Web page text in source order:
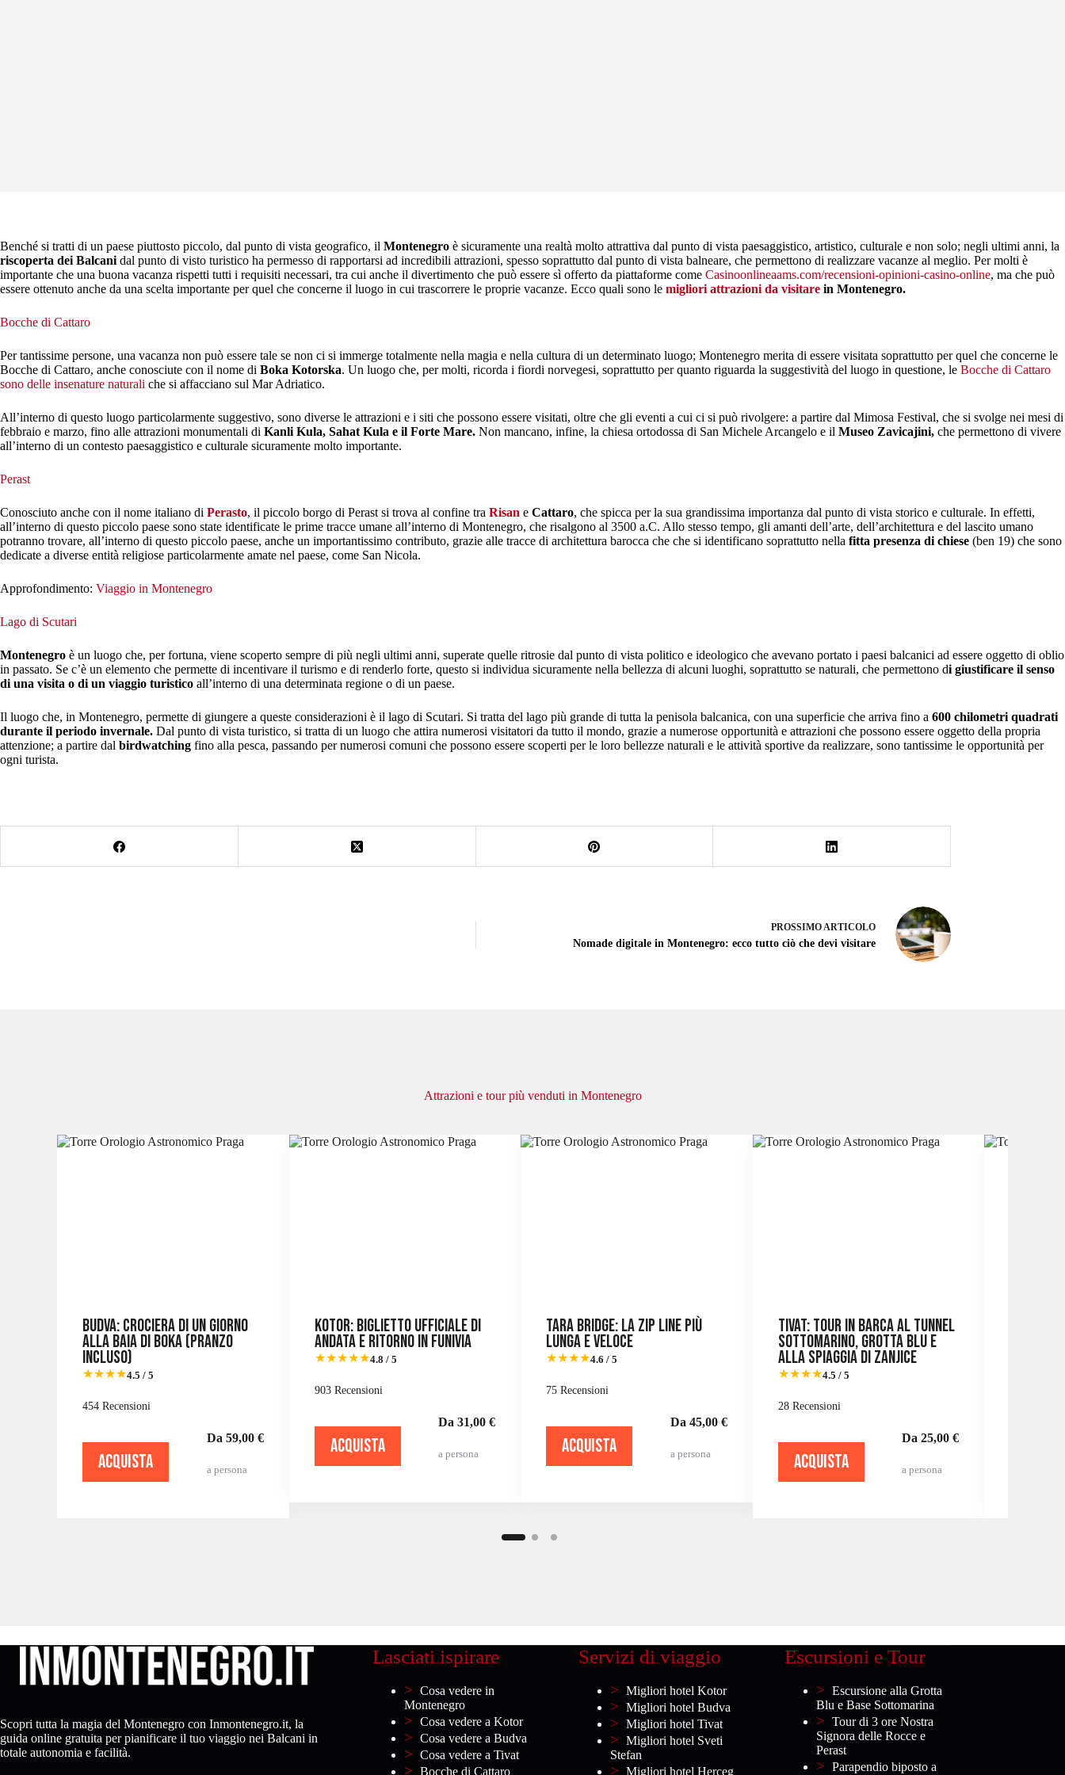
Benché si tratti di un paese piuttosto piccolo, dal punto di vista geografico, il Montenegro è sicuramente una realtà molto attrattiva dal punto di vista paesaggistico, artistico, culturale e non solo; negli ultimi anni, la
riscoperta dei Balcani dal punto di visto turistico ha permesso di rapportarsi ad incredibili attrazioni, spesso soprattutto dal punto di vista balneare, che permettono di realizzare vacanze al meglio. Per molti è
importante che una buona vacanza rispetti tutti i requisiti necessari, tra cui anche il divertimento che può essere sì offerto da piattaforme come Casinoonlineaams.com/recensioni-opinioni-casino-online, ma che può
essere ottenuto anche da una scelta importante per quel che concerne il luogo in cui trascorrere le proprie vacanze. Ecco quali sono le migliori attrazioni da visitare in Montenegro.
Bocche di Cattaro
Per tantissime persone, una vacanza non può essere tale se non ci si immerge totalmente nella magia e nella cultura di un determinato luogo; Montenegro merita di essere visitata soprattutto per quel che concerne le
Bocche di Cattaro, anche conosciute con il nome di Boka Kotorska. Un luogo che, per molti, ricorda i fiordi norvegesi, soprattutto per quanto riguarda la suggestività del luogo in questione, le Bocche di Cattaro
sono delle insenature naturali che si affacciano sul Mar Adriatico.
All’interno di questo luogo particolarmente suggestivo, sono diverse le attrazioni e i siti che possono essere visitati, oltre che gli eventi a cui ci si può rivolgere: a partire dal Mimosa Festival, che si svolge nei mesi di
febbraio e marzo, fino alle attrazioni monumentali di Kanli Kula, Sahat Kula e il Forte Mare. Non mancano, infine, la chiesa ortodossa di San Michele Arcangelo e il Museo Zavicajini, che permettono di vivere
all’interno di un contesto paesaggistico e culturale sicuramente molto importante.
Perast
Conosciuto anche con il nome italiano di Perasto, il piccolo borgo di Perast si trova al confine tra Risan e Cattaro, che spicca per la sua grandissima importanza dal punto di vista storico e culturale. In effetti,
all’interno di questo piccolo paese sono state identificate le prime tracce umane all’interno di Montenegro, che risalgono al 3500 a.C. Allo stesso tempo, gli amanti dell’arte, dell’architettura e del lascito umano
potranno trovare, all’interno di questo piccolo paese, anche un importantissimo contributo, grazie alle tracce di architettura barocca che che si identificano soprattutto nella fitta presenza di chiese (ben 19) che sono
dedicate a diverse entità religiose particolarmente amate nel paese, come San Nicola.
Approfondimento: Viaggio in Montenegro
Lago di Scutari
Montenegro è un luogo che, per fortuna, viene scoperto sempre di più negli ultimi anni, superate quelle ritrosie dal punto di vista politico e ideologico che avevano portato i paesi balcanici ad essere oggetto di oblio
in passato. Se c’è un elemento che permette di incentivare il turismo e di renderlo forte, questo si individua sicuramente nella bellezza di alcuni luoghi, soprattutto se naturali, che permettono di giustificare il senso
di una visita o di un viaggio turistico all’interno di una determinata regione o di un paese.
Il luogo che, in Montenegro, permette di giungere a queste considerazioni è il lago di Scutari. Si tratta del lago più grande di tutta la penisola balcanica, con una superficie che arriva fino a 600 chilometri quadrati
durante il periodo invernale. Dal punto di vista turistico, si tratta di un luogo che attira numerosi visitatori da tutto il mondo, grazie a numerose opportunità e attrazioni che possono essere oggetto della propria
attenzione; a partire dal birdwatching fino alla pesca, passando per numerosi comuni che possono essere scoperti per le loro bellezze naturali e le attività sportive da realizzare, sono tantissime le opportunità per
ogni turista.
PROSSIMO ARTICOLO
Nomade digitale in Montenegro: ecco tutto ciò che devi visitare
Attrazioni e tour più venduti in Montenegro
Budva: crociera di un giorno
alla baia di Boka (pranzo
incluso)
★★★★4.5 / 5
454 Recensioni
ACQUISTA
Da 59,00 €
a persona
Kotor: biglietto ufficiale di
andata e ritorno in funivia
★★★★★4.8 / 5
903 Recensioni
ACQUISTA
Da 31,00 €
a persona
Tara Bridge: la zip line più
lunga e veloce
★★★★4.6 / 5
75 Recensioni
ACQUISTA
Da 45,00 €
a persona
Tivat: tour in barca al tunnel
sottomarino, Grotta Blu e
alla spiaggia di Zanjice
★★★★4.5 / 5
28 Recensioni
ACQUISTA
Da 25,00 €
a persona
Scopri tutta la magia del Montenegro con Inmontenegro.it, la
guida online gratuita per pianificare il tuo viaggio nei Balcani in
totale autonomia e facilità.
Lasciati ispirare
Cosa vedere in
Montenegro
Cosa vedere a Kotor
Cosa vedere a Budva
Cosa vedere a Tivat
Bocche di Cattaro
Servizi di viaggio
Migliori hotel Kotor
Migliori hotel Budva
Migliori hotel Tivat
Migliori hotel Sveti
Stefan
Migliori hotel Herceg
Escursioni e Tour
Escursione alla Grotta
Blu e Base Sottomarina
Tour di 3 ore Nostra
Signora delle Rocce e
Perast
Parapendio biposto a